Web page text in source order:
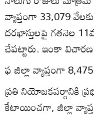
వ్యాప్తంగా 33,079
దరఖాస్తులపై గతనెల
చేపట్టారు. ఇంకా
ఫ జిల్లా వ్యాప్తంగా 8,475
ప్రతి నియోజకవర్గానికి
కేటాయించగా, జిల్లా